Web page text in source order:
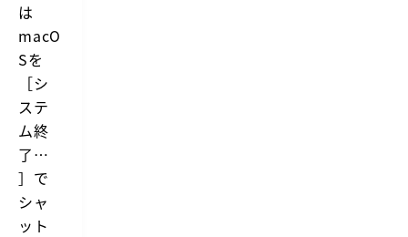
は
macO
Sを
［シ
ステ
ム終
了…
］で
シャ
ット